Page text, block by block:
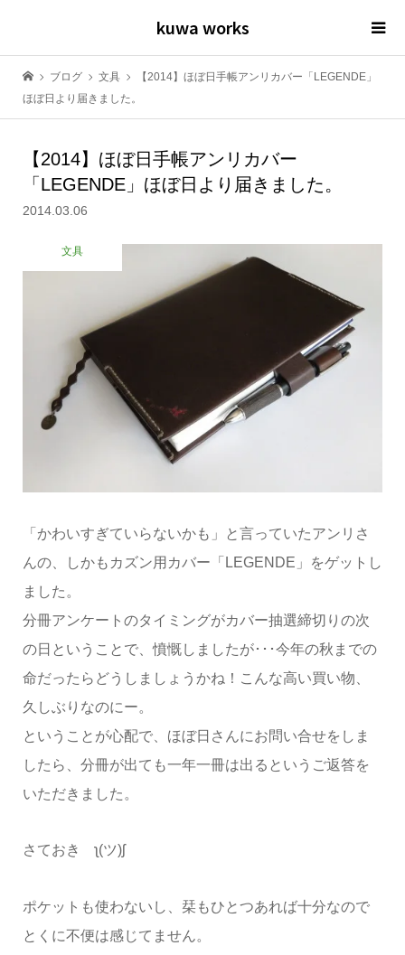
kuwa works
ブログ 文具
【2014】ほぼ日手帳アンリカバー「LEGENDE」
ほぼ日より届きました。
【2014】ほぼ日手帳アンリカバー
「LEGENDE」ほぼ日より届きました。
2014.03.06
文具
「かわいすぎていらないかも」と言っていたアンリさ
んの、しかもカズン用カバー「LEGENDE」をゲットし
ました。
分冊アンケートのタイミングがカバー抽選締切りの次
の日ということで、憤慨しましたが･･･今年の秋までの
命だったらどうしましょうかね！こんな高い買い物、
久しぶりなのにー。
ということが心配で、ほぼ日さんにお問い合せをしま
したら、分冊が出ても一年一冊は出るというご返答を
いただきました。
さておき ʅ(ツ)ʃ
ポケットも使わないし、栞もひとつあれば十分なので
とくに不便は感じてません。